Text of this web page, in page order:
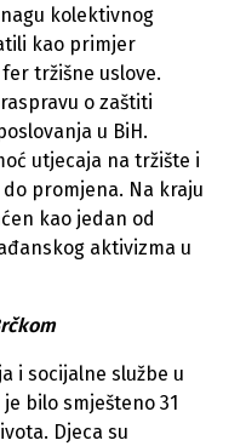
kolektivnog
kao primjer
tržišne uslove.
o zaštiti
u BiH.
utjecaja na tržište i
promjena. Na kraju
kao jedan od
aktivizma u
i socijalne službe u
bilo smješteno 31
Djeca su